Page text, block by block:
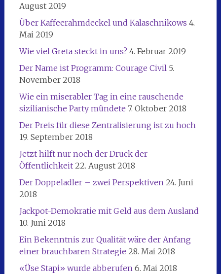
August 2019
Über Kaffeerahmdeckel und Kalaschnikows 4.
Mai 2019
Wie viel Greta steckt in uns? 4. Februar 2019
Der Name ist Programm: Courage Civil 5.
November 2018
Wie ein miserabler Tag in eine rauschende
sizilianische Party mündete 7. Oktober 2018
Der Preis für diese Zentralisierung ist zu hoch
19. September 2018
Jetzt hilft nur noch der Druck der
Öffentlichkeit 22. August 2018
Der Doppeladler – zwei Perspektiven 24. Juni
2018
Jackpot-Demokratie mit Geld aus dem Ausland
10. Juni 2018
Ein Bekenntnis zur Qualität wäre der Anfang
einer brauchbaren Strategie 28. Mai 2018
«Üse Stapi» wurde abberufen 6. Mai 2018